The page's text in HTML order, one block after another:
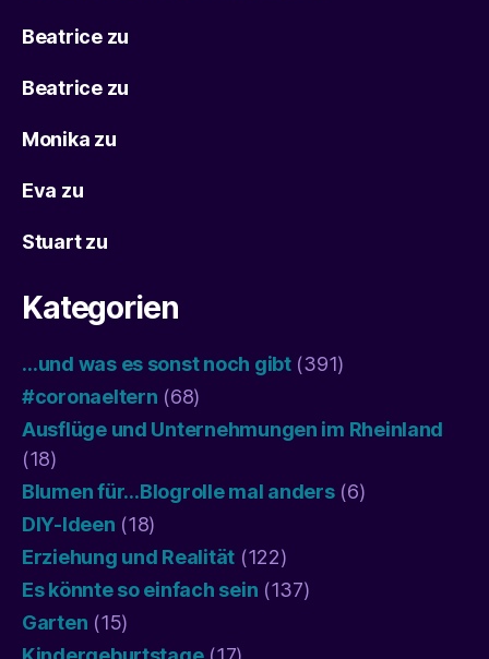
Beatricezu
Beatricezu
Monika zu
Eva zu
Stuartzu
Kategorien
…und was es sonst noch gibt(391)
#coronaeltern (68)
Ausflüge und Unternehmungen im Rheinland
(18)
Blumen für…Blogrolle mal anders(6)
DIY-Ideen (18)
Erziehung und Realität (122)
Es könnte so einfach sein (137)
Garten (15)